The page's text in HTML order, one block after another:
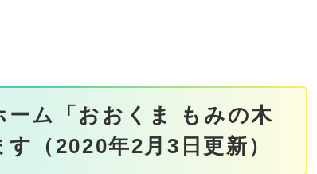
ーム「おおくま もみの木
（2020年2月3日更新）